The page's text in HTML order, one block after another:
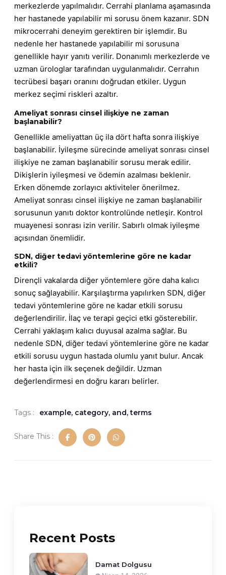
merkezlerde yapılmalıdır. Cerrahi planlama aşamasında
her hastanede yapılabilir mi sorusu önem kazanır. SDN
mikrocerrahi deneyim gerektiren bir işlemdir. Bu
nedenle her hastanede yapılabilir mi sorusuna
genellikle hayır yanıtı verilir. Donanımlı merkezlerde ve
uzman ürologlar tarafından uygulanmalıdır. Cerrahın
tecrübesi başarı oranını doğrudan etkiler. Uygun
merkez seçimi riskleri azaltır.
Ameliyat sonrası cinsel ilişkiye ne zaman
başlanabilir?
Genellikle ameliyattan üç ila dört hafta sonra ilişkiye
başlanabilir. İyileşme sürecinde ameliyat sonrası cinsel
ilişkiye ne zaman başlanabilir sorusu merak edilir.
Dikişlerin iyileşmesi ve ödemin azalması beklenir.
Erken dönemde zorlayıcı aktiviteler önerilmez.
Ameliyat sonrası cinsel ilişkiye ne zaman başlanabilir
sorusunun yanıtı doktor kontrolünde netleşir. Kontrol
muayenesi sonrası izin verilir. Sabırlı olmak iyileşme
açısından önemlidir.
SDN, diğer tedavi yöntemlerine göre ne kadar
etkili?
Dirençli vakalarda diğer yöntemlere göre daha kalıcı
sonuç sağlayabilir. Karşılaştırma yapılırken SDN, diğer
tedavi yöntemlerine göre ne kadar etkili sorusu
değerlendirilir. İlaç ve terapi geçici etki gösterebilir.
Cerrahi yaklaşım kalıcı duyusal azalma sağlar. Bu
nedenle SDN, diğer tedavi yöntemlerine göre ne kadar
etkili sorusu uygun hastada olumlu yanıt bulur. Ancak
her hasta için ilk seçenek değildir. Uzman
değerlendirmesi en doğru kararı belirler.
Tags : example, category, and,terms
Share This :
Recent Posts
Damat Dolgusu